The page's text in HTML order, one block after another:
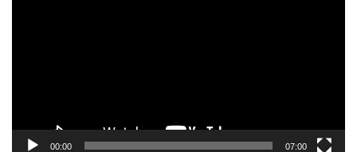
00:00 07:00